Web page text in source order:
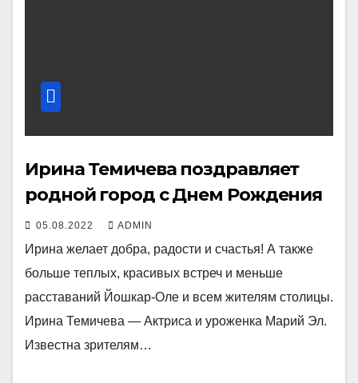
Ирина Темичева поздравляет
родной город с Днем Рождения
05.08.2022 ADMIN
Ирина желает добра, радости и счастья! А также
больше теплых, красивых встреч и меньше
расставаний Йошкар-Оле и всем жителям столицы.
Ирина Темичева — Актриса и уроженка Марий Эл.
Известна зрителям…